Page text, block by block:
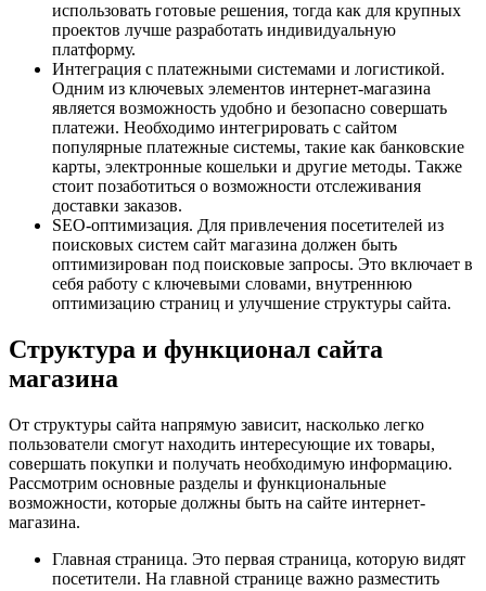
использовать готовые решения, тогда как для крупных
проектов лучше разработать индивидуальную
платформу.
Интеграция с платежными системами и логистикой.
Одним из ключевых элементов интернет-магазина
является возможность удобно и безопасно совершать
платежи. Необходимо интегрировать с сайтом
популярные платежные системы, такие как банковские
карты, электронные кошельки и другие методы. Также
стоит позаботиться о возможности отслеживания
доставки заказов.
SEO-оптимизация. Для привлечения посетителей из
поисковых систем сайт магазина должен быть
оптимизирован под поисковые запросы. Это включает в
себя работу с ключевыми словами, внутреннюю
оптимизацию страниц и улучшение структуры сайта.
Структура и функционал сайта
магазина
От структуры сайта напрямую зависит, насколько легко
пользователи смогут находить интересующие их товары,
совершать покупки и получать необходимую информацию.
Рассмотрим основные разделы и функциональные
возможности, которые должны быть на сайте интернет-
магазина.
Главная страница. Это первая страница, которую видят
посетители. На главной странице важно разместить